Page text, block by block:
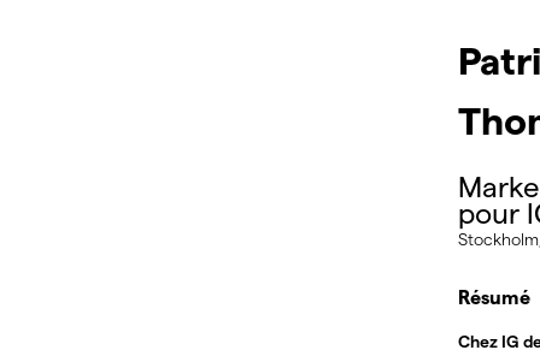
pour
Résumé
Chez IG